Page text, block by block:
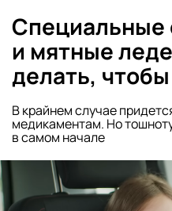
Специальные
и мятные
делать,
В крайнем случае
медикаментам. Но
в самом начале